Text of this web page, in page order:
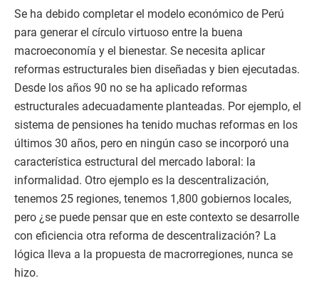
Se ha debido completar el modelo económico de Perú
para generar el círculo virtuoso entre la buena
macroeconomía y el bienestar. Se necesita aplicar
reformas estructurales bien diseñadas y bien ejecutadas.
Desde los años 90 no se ha aplicado reformas
estructurales adecuadamente planteadas. Por ejemplo, el
sistema de pensiones ha tenido muchas reformas en los
últimos 30 años, pero en ningún caso se incorporó una
característica estructural del mercado laboral: la
informalidad. Otro ejemplo es la descentralización,
tenemos 25 regiones, tenemos 1,800 gobiernos locales,
pero ¿se puede pensar que en este contexto se desarrolle
con eficiencia otra reforma de descentralización? La
lógica lleva a la propuesta de macrorregiones, nunca se
hizo.